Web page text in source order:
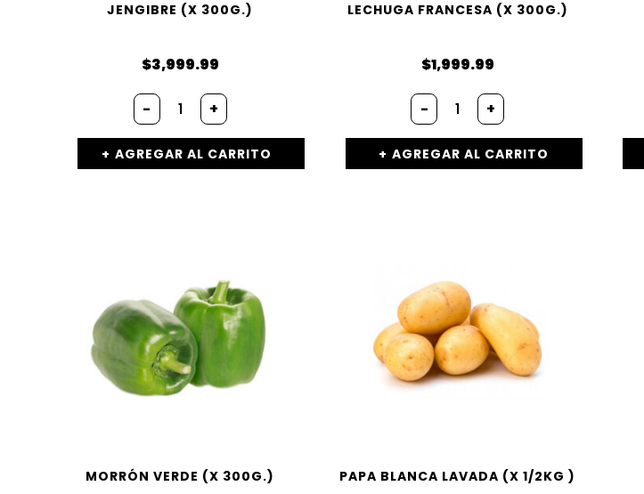
JENGIBRE (X 300G.)
$3,999.99
- +
AGREGAR AL CARRITO
LECHUGA FRANCESA (X 300G.)
$1,999.99
- +
AGREGAR AL CARRITO
MORRÓN VERDE (X 300G.) PAPA BLANCA LAVADA (X 1/2KG )